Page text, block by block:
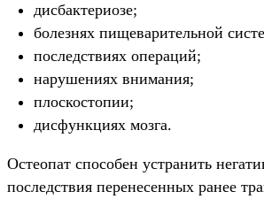
дисбактериозе;
болезнях пищеварительной
последствиях операций;
нарушениях внимания;
плоскостопии;
дисфункциях мозга.
Остеопат способен устранить
последствия перенесенных ранее